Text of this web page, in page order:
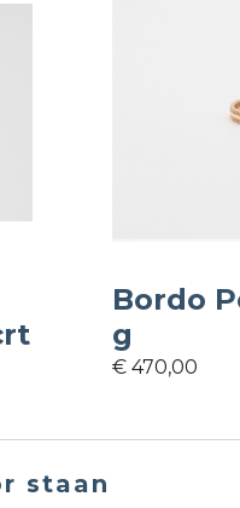
Bordo
g
€ 470,00
staan